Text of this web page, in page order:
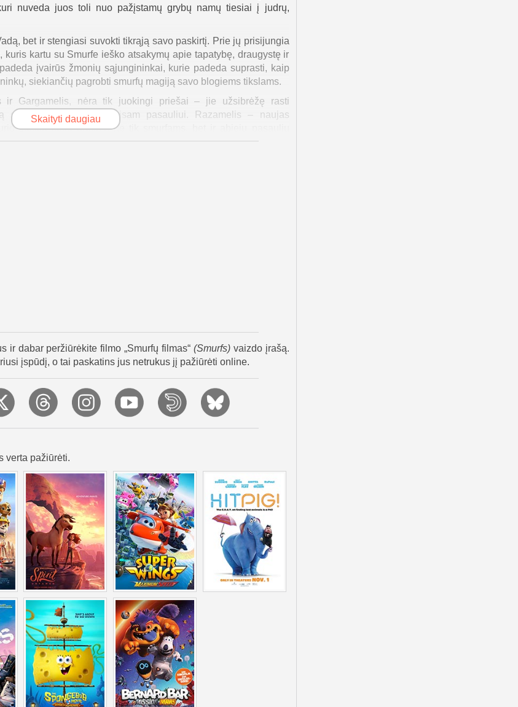
nuveda juos toli nuo pažįstamų grybų namų tiesiai į judrų,
bet ir stengiasi suvokti tikrąją savo paskirtį. Prie jų prisijungia
kartu su Smurfe ieško atsakymų apie tapatybę, draugystę ir
įvairūs žmonių sąjungininkai, kurie padeda suprasti, kaip
siekiančių pagrobti smurfų magiją savo blogiems tikslams.
ir Gargamelis, nėra tik juokingi priešai – jie užsibrėžę rasti
suteikti jiems valdžią visam pasauliui. Razamelis – naujas
siekiai kelia grėsmę ne tik smurfams, bet ir abiejų pasaulių
Skaityti daugiau
ir dabar peržiūrėkite filmo „Smurfų filmas“ (Smurfs)vaizdo įrašą.
įspūdį, o tai paskatins jus netrukus jį pažiūrėti online.
verta pažiūrėti.